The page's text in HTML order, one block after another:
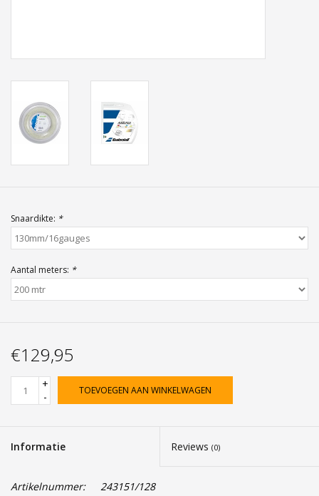
Snaardikte: *
Aantal meters: *
€129,95
+
-
TOEVOEGEN AAN WINKELWAGEN
Informatie Reviews (0)
Artikelnummer:
243151/128